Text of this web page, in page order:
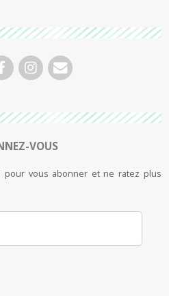
VOUS
pour vous abonner et ne ratez plus